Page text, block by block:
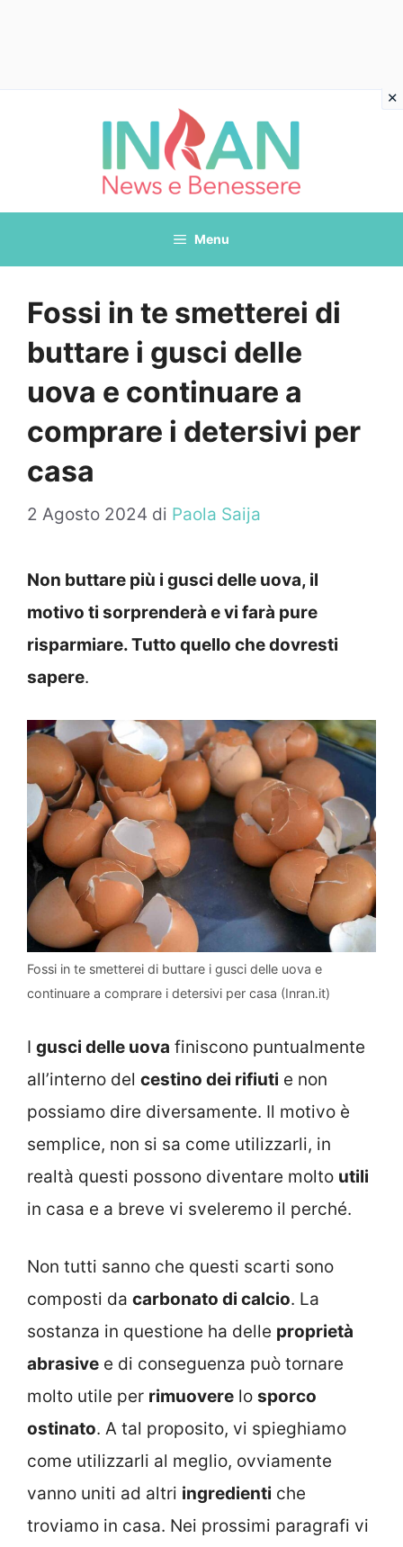
Menu
Fossi in te smetterei di
buttare i gusci delle
uova e continuare a
comprare i detersivi per
casa
2 Agosto 2024 di Paola Saija
Non buttare più i gusci delle uova, il
motivo ti sorprenderà e vi farà pure
risparmiare. Tutto quello che dovresti
sapere.
Fossi in te smetterei di buttare i gusci delle uova e
continuare a comprare i detersivi per casa (Inran.it)
I gusci delle uova finiscono puntualmente
all’interno del cestino dei rifiuti e non
possiamo dire diversamente. Il motivo è
semplice, non si sa come utilizzarli, in
realtà questi possono diventare molto utili
in casa e a breve vi sveleremo il perché.
Non tutti sanno che questi scarti sono
composti da carbonato di calcio. La
sostanza in questione ha delle proprietà
abrasive e di conseguenza può tornare
molto utile per rimuovere lo sporco
ostinato. A tal proposito, vi spieghiamo
come utilizzarli al meglio, ovviamente
vanno uniti ad altri ingredienti che
troviamo in casa. Nei prossimi paragrafi vi